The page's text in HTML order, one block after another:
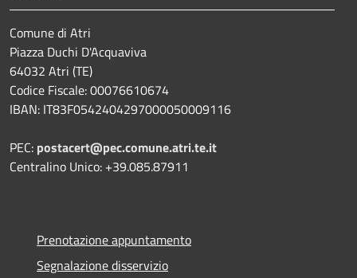
Comune di Atri
Piazza Duchi D'Acquaviva
64032 Atri (TE)
Codice Fiscale: 00076610674
IBAN: IT83F0542404297000050009116
PEC: postacert@pec.comune.atri.te.it
Centralino Unico: +39.085.87911
Prenotazione appuntamento
Segnalazione disservizio